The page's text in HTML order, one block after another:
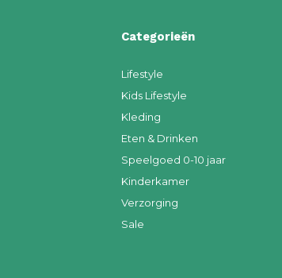
Categorieën
Lifestyle
Kids Lifestyle
Kleding
Eten & Drinken
Speelgoed 0-10 jaar
Kinderkamer
Verzorging
Sale